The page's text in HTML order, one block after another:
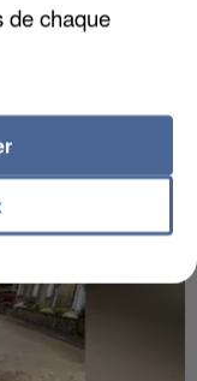
visés par des
un "travail
de chaque